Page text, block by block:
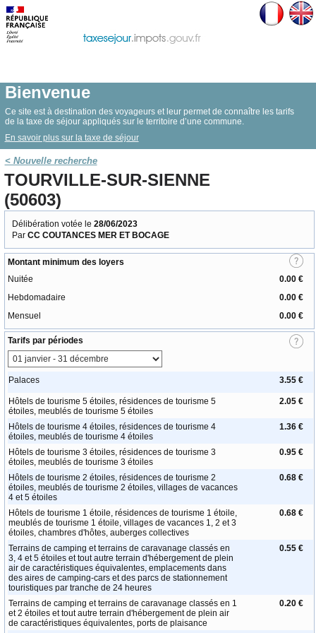
Bienvenue
Ce site est à destination des voyageurs et leur permet de connaître les tarifs
de la taxe de séjour appliqués sur le territoire d’une commune.
En savoir plus sur la taxe de séjour
< Nouvelle recherche
TOURVILLE-SUR-SIENNE
(50603)
Délibération votée le 28/06/2023
Par CC COUTANCES MER ET BOCAGE
Montant minimum des loyers
Nuitée
0.00 €
Hebdomadaire
0.00 €
Mensuel
0.00 €
Tarifs par périodes
Palaces 3.55 €
Hôtels de tourisme 5 étoiles, résidences de tourisme 5
étoiles, meublés de tourisme 5 étoiles
2.05 €
Hôtels de tourisme 4 étoiles, résidences de tourisme 4
étoiles, meublés de tourisme 4 étoiles
1.36 €
Hôtels de tourisme 3 étoiles, résidences de tourisme 3
étoiles, meublés de tourisme 3 étoiles
0.95 €
Hôtels de tourisme 2 étoiles, résidences de tourisme 2
étoiles, meublés de tourisme 2 étoiles, villages de vacances
4 et 5 étoiles
0.68 €
Hôtels de tourisme 1 étoile, résidences de tourisme 1 étoile,
meublés de tourisme 1 étoile, villages de vacances 1, 2 et 3
étoiles, chambres d'hôtes, auberges collectives
0.68 €
Terrains de camping et terrains de caravanage classés en
3, 4 et 5 étoiles et tout autre terrain d'hébergement de plein
air de caractéristiques équivalentes, emplacements dans
des aires de camping-cars et des parcs de stationnement
touristiques par tranche de 24 heures
0.55 €
Terrains de camping et terrains de caravanage classés en 1
et 2 étoiles et tout autre terrain d'hébergement de plein air
de caractéristiques équivalentes, ports de plaisance
0.20 €